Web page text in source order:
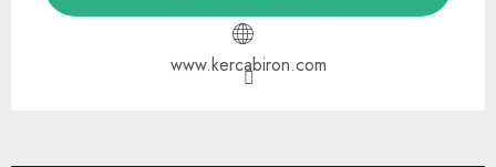
www.kercabiron.com